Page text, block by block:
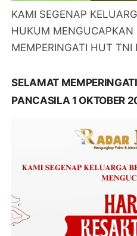
KAMI SEGENAP
HUKUM MENGUCAPKAN
MEMPERINGATI HUT
SELAMAT
PANCASILA 1 OKTOBER